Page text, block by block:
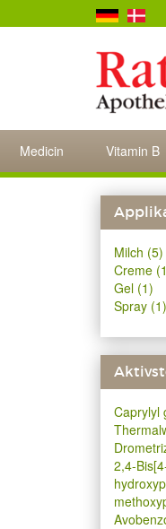
Medicin Vitamin B
Milch (5)
Creme
Gel (1)
Spray (1)
Caprylyl
2,4-